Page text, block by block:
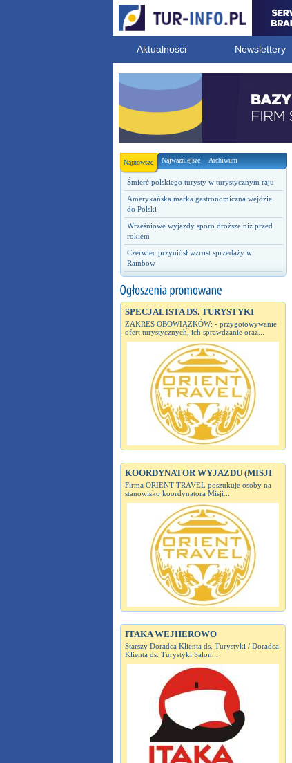
Aktualności Newslettery
Najnowsze Najważniejsze Archiwum
Śmierć polskiego turysty w turystycznym raju
Amerykańska marka gastronomiczna wejdzie
do Polski
Wrześniowe wyjazdy sporo droższe niż przed
rokiem
Czerwiec przyniósł wzrost sprzedaży w
Rainbow
SPECJALISTA DS. TURYSTYKI
ZAKRES OBOWIĄZKÓW: - przygotowywanie
ofert turystycznych, ich sprawdzanie oraz...
KOORDYNATOR WYJAZDU (MISJI
Firma ORIENT TRAVEL poszukuje osoby na
stanowisko koordynatora Misji...
ITAKA WEJHEROWO
Starszy Doradca Klienta ds. Turystyki / Doradca
Klienta ds. Turystyki Salon...